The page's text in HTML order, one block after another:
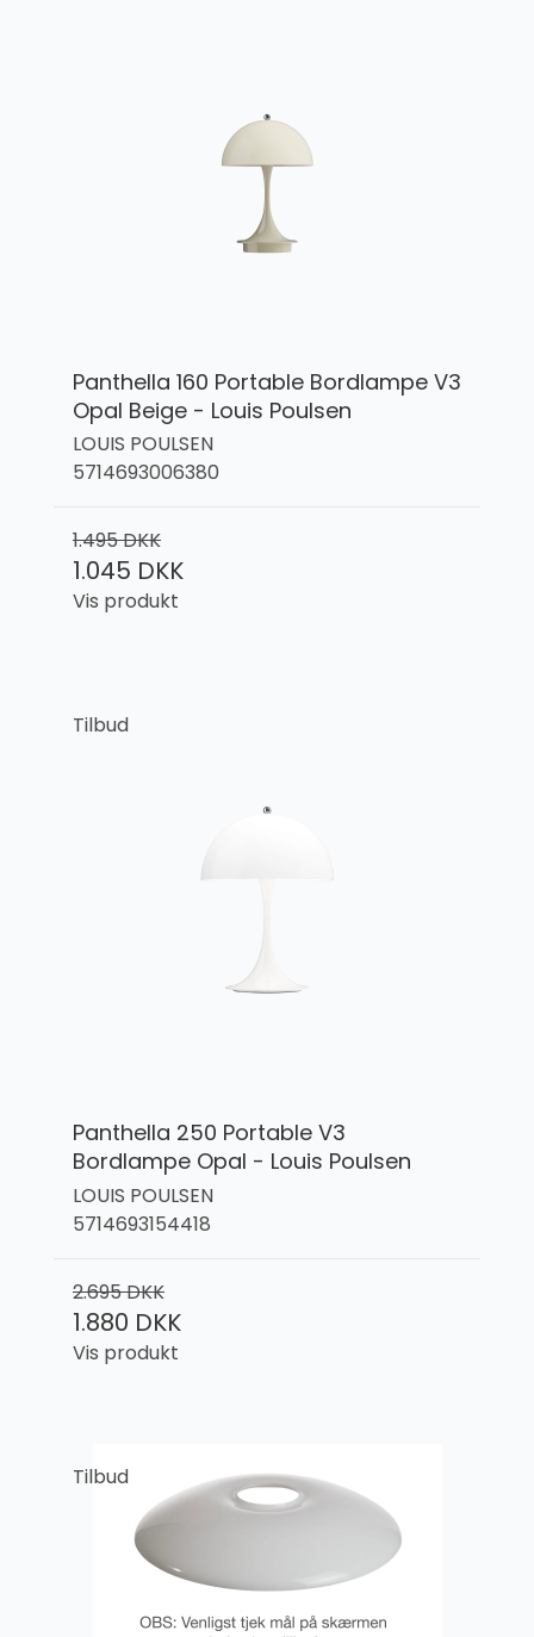
Panthella 160 Portable Bordlampe V3
Opal Beige - Louis Poulsen
LOUIS POULSEN
5714693006380
1.495 DKK
1.045 DKK
Vis produkt
Tilbud
Panthella 250 Portable V3
Bordlampe Opal - Louis Poulsen
LOUIS POULSEN
5714693154418
2.695 DKK
1.880 DKK
Vis produkt
Tilbud